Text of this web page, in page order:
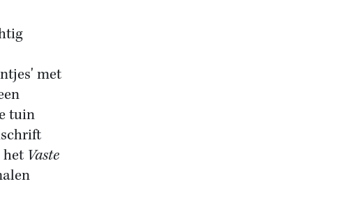
met
tuin
Vaste